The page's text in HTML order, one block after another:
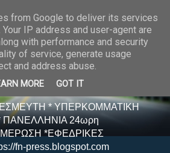
R E S S -
* ΥΠΕΡΚΟΜΜΑΤΙΚΗ
ΠΑΝΕΛΛΗΝΙΑ 24ωρη
*ΕΦΕΔΡΙΚΕΣ
fn-press.blogspot.com
from Google to deliver its services
IP address and user-agent are
with performance and security
of service, generate usage
and address abuse.
MORE GOT IT